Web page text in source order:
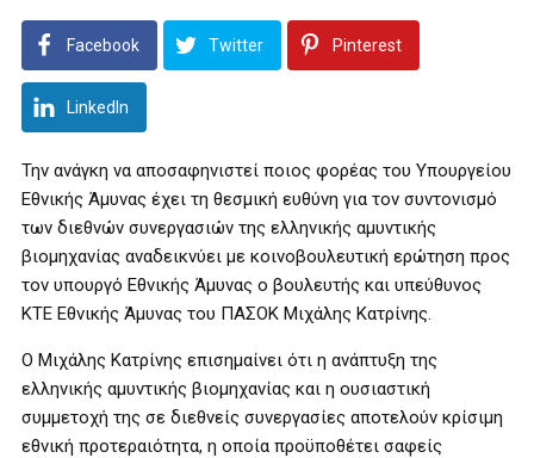
Facebook Twitter Pinterest
LinkedIn
Την ανάγκη να αποσαφηνιστεί ποιος φορέας του Υπουργείου
Εθνικής Άμυνας έχει τη θεσμική ευθύνη για τον συντονισμό
των διεθνών συνεργασιών της ελληνικής αμυντικής
βιομηχανίας αναδεικνύει με κοινοβουλευτική ερώτηση προς
τον υπουργό Εθνικής Άμυνας ο βουλευτής και υπεύθυνος
ΚΤΕ Εθνικής Άμυνας του ΠΑΣΟΚ Μιχάλης Κατρίνης.
Ο Μιχάλης Κατρίνης επισημαίνει ότι η ανάπτυξη της
ελληνικής αμυντικής βιομηχανίας και η ουσιαστική
συμμετοχή της σε διεθνείς συνεργασίες αποτελούν κρίσιμη
εθνική προτεραιότητα, η οποία προϋποθέτει σαφείς